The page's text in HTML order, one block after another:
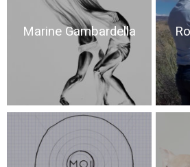
Marine Gambardella